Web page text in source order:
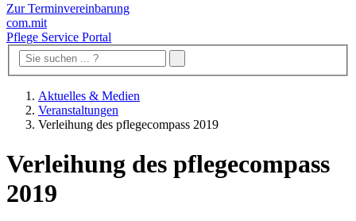
Zur Terminvereinbarung
com.mit
Pflege Service Portal
Aktuelles & Medien
Veranstaltungen
Verleihung des pflegecompass 2019
Verleihung des pflegecompass
2019